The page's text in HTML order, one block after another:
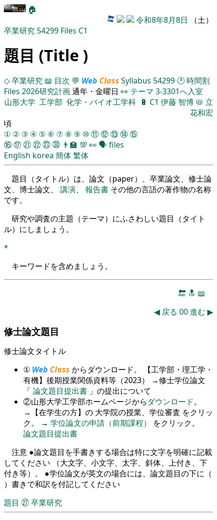
🏠
令和8年8月8日 （土）
卒業研究 54299 Files C1
題目 (Title )
◇卒業研究 📖 目次 💬 Web Class Syllabus 54299 🕐 時間割
Files 2026研究計画通年・金曜日 👀 テーマ 3-3301へ入室
山形大学 工学部 化学・バイオ工学科 🔋 C1 伊藤 智博 📛 立
花和宏
頃
① ② ③ ④ ⑤ ⑥ ⑦ ⑧ ⑨ ⑩⑪⑫⑬⑭⑮
⑯⑰㉑㉒㉓㉚ 👨‍🏫 💯 👀 🗣️files
English korea 簡体繁体
題目（タイトル）は、論文（paper）、卒業論文、修士論
文、博士論文、 講演、 報告書 その他の言語の著作物の名称
です。
研究や調査の主題（テーマ）にふさわしい題目（タイト
ル）にしましょう。
*
キーワードを含めましょう。
🔚 🔝 📖
◀ 戻る 00進む ▶
修士論文題目
修士論文タイトル
① Web Class からダウンロード。 【工学部・理工学・
有機】後期授業関係資料等（2023） →修士学位論文
「 論文題目提出書 」の提出について
②山形大学工学部ホームページからダウンロード。
→【在学生の方】の 大学院の授業、学位審査 をクリッ
ク。 → 学位論文の申請（前期課程） をクリック。
論文題目提出書
注意 ●論文題目を手書きする場合は特に文字を明確に記載
してください （大文字、小文字、太字、斜体、上付き、下
付き等）。 ●学位論文が英文の場合には、論文題目の下に（
）書きで和訳を付記してください
題目 ㉗卒業研究